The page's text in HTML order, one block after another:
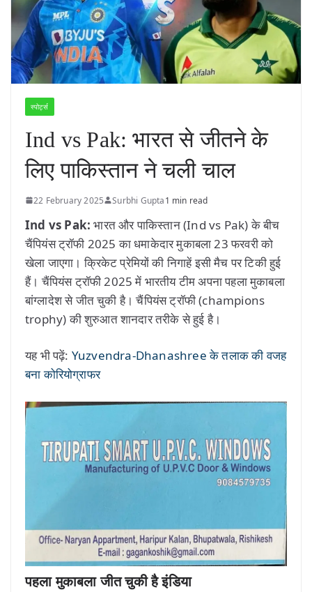
स्पोर्ट्स
Ind vs Pak: भारत से जीतने के
लिए पाकिस्तान ने चली चाल
22 February 2025 Surbhi Gupta1 min read
Ind vs Pak:भारत और पाकिस्तान (Ind vs Pak) के बीच
चैंपियंस ट्रॉफी 2025 का धमाकेदार मुकाबला 23 फरवरी को
खेला जाएगा। क्रिकेट प्रेमियों की निगाहें इसी मैच पर टिकी हुई
हैं। चैंपियंस ट्रॉफी 2025 में भारतीय टीम अपना पहला मुकाबला
बांग्लादेश से जीत चुकी है। चैंपियंस ट्रॉफी (champions
trophy) की शुरुआत शानदार तरीके से हुई है।
यह भी पढ़ें: Yuzvendra-Dhanashree के तलाक की वजह
बना कोरियोग्राफर
पहला मुकाबला जीत चुकी है इंडिया